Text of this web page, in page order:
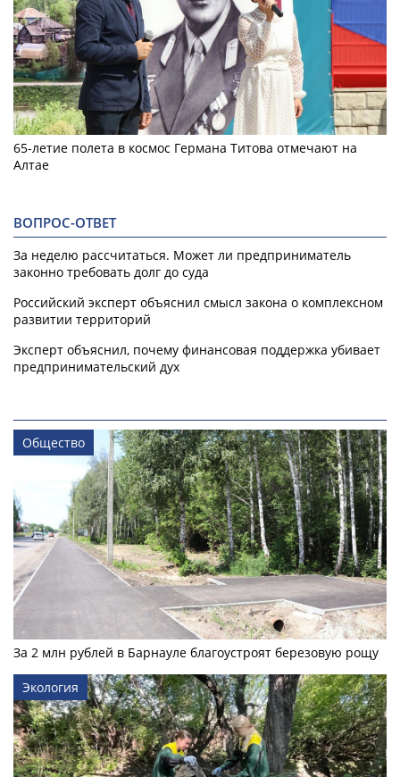
65-летие полета в космос Германа Титова отмечают на
Алтае
ВОПРОС-ОТВЕТ
За неделю рассчитаться. Может ли предприниматель
законно требовать долг до суда
Российский эксперт объяснил смысл закона о комплексном
развитии территорий
Эксперт объяснил, почему финансовая поддержка убивает
предпринимательский дух
Общество
За 2 млн рублей в Барнауле благоустроят березовую рощу
Экология